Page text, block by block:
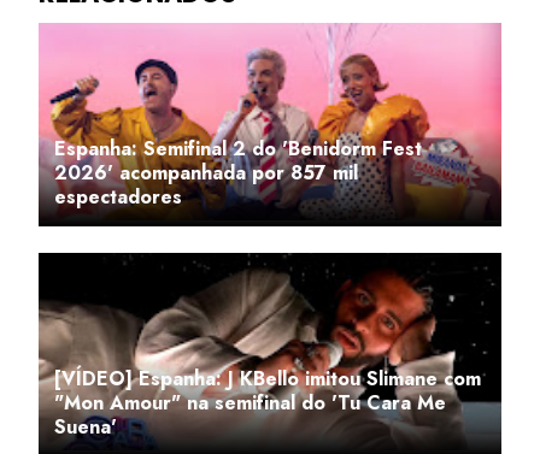
Espanha: Semifinal 2 do 'Benidorm Fest
2026' acompanhada por 857 mil
espectadores
[VÍDEO] Espanha: J KBello imitou Slimane com
"Mon Amour" na semifinal do 'Tu Cara Me
Suena'